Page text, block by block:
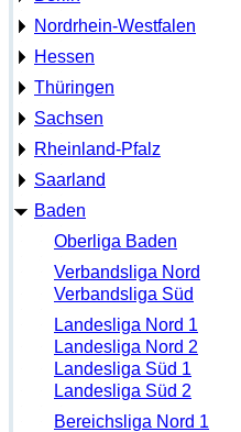
Nordrhein-Westfalen
Hessen
Thüringen
Sachsen
Rheinland-Pfalz
Saarland
Baden
Oberliga Baden
Verbandsliga Nord
Verbandsliga Süd
Landesliga Nord 1
Landesliga Nord 2
Landesliga Süd 1
Landesliga Süd 2
Bereichsliga Nord 1